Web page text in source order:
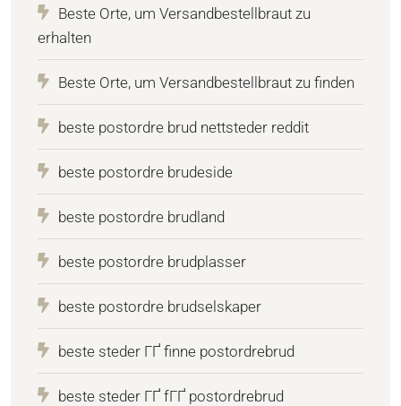
Beste Orte, um Versandbestellbraut zu
erhalten
Beste Orte, um Versandbestellbraut zu finden
beste postordre brud nettsteder reddit
beste postordre brudeside
beste postordre brudland
beste postordre brudplasser
beste postordre brudselskaper
beste steder ГҐ finne postordrebrud
beste steder ГҐ fГҐ postordrebrud